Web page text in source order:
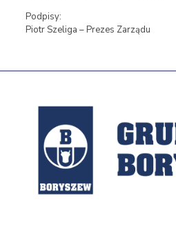
Podpisy:
Piotr Szeliga – Prezes Zarządu